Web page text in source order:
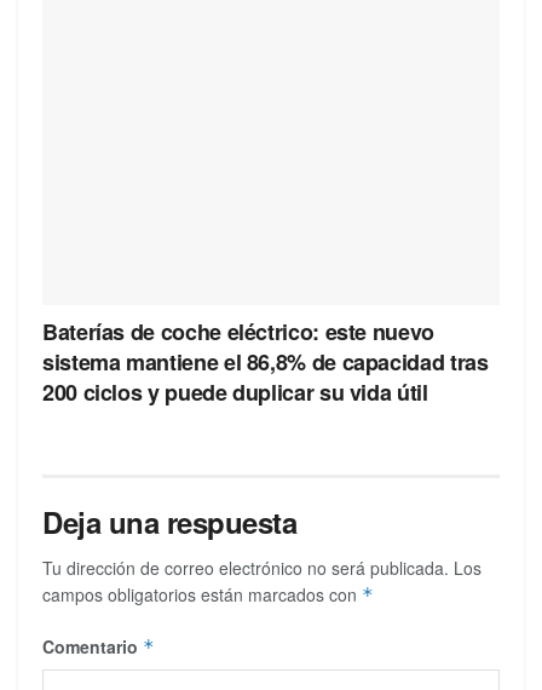
Baterías de coche eléctrico: este nuevo
sistema mantiene el 86,8% de capacidad tras
200 ciclos y puede duplicar su vida útil
Deja una respuesta
Tu dirección de correo electrónico no será publicada. Los
campos obligatorios están marcados con *
Comentario *